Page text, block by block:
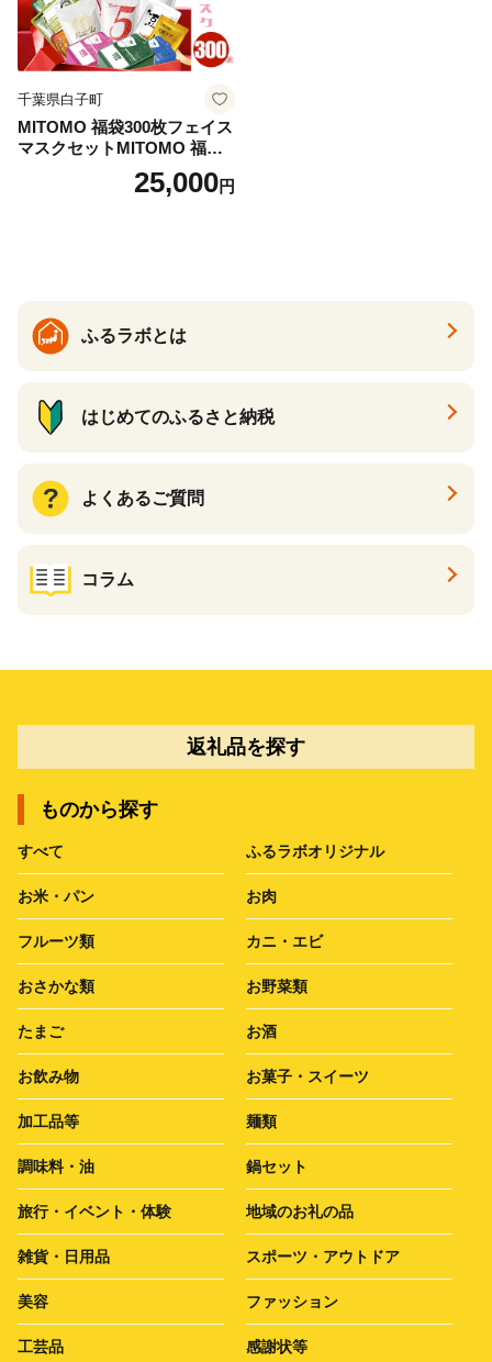
千葉県白子町
MITOMO 福袋300枚フェイス
マスクセットMITOMO 福袋3
00枚フェイスマスクセット
ふるさと納税 パック ファイ
25,000円
ふるラボとは
はじめてのふるさと納税
よくあるご質問
コラム
返礼品を探す
ものから探す
すべて ふるラボオリジナル
お米・パン お肉
フルーツ類 カニ・エビ
おさかな類 お野菜類
たまご お酒
お飲み物 お菓子・スイーツ
加工品等 麺類
調味料・油 鍋セット
旅行・イベント・体験 地域のお礼の品
雑貨・日用品 スポーツ・アウトドア
美容 ファッション
工芸品 感謝状等